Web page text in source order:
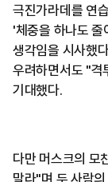
극진가라데를 연
'체중을 하나도
생각임을 시사했
우려하면서도 "격
기대했다.
다만 머스크의 모